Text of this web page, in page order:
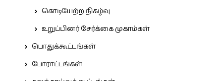
கொடியேற்ற நிகழ்வு
உறுப்பினர் சேர்க்கை முகாம்கள்
பொதுக்கூட்டங்கள்
போராட்டங்கள்